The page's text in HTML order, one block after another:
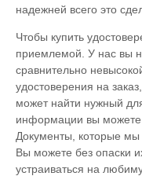
надежней всего это
Чтобы купить
приемлемой. У нас вы
сравнительно
удостоверения на
может найти нужный
информации вы можете
Документы, которые мы
Вы можете без опаски
устраиваться на